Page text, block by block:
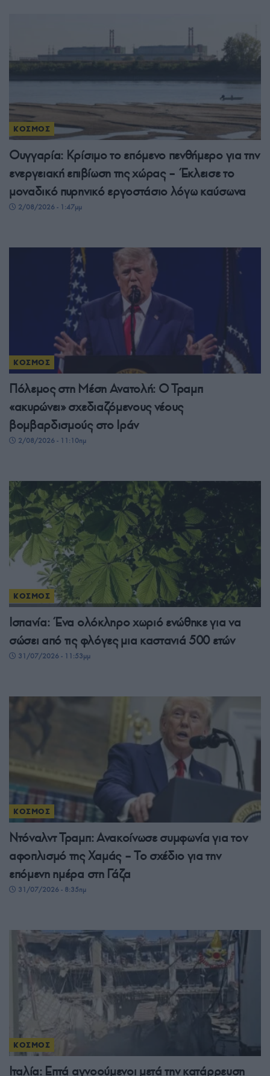
ΚΟΣΜΟΣ
Ουγγαρία: Κρίσιμο το επόμενο πενθήμερο για την
ενεργειακή επιβίωση της χώρας – Έκλεισε το
μοναδικό πυρηνικό εργοστάσιο λόγω καύσωνα
2/08/2026 - 1:47μμ
ΚΟΣΜΟΣ
Πόλεμος στη Μέση Ανατολή: Ο Τραμπ
«ακυρώνει» σχεδιαζόμενους νέους
βομβαρδισμούς στο Ιράν
2/08/2026 - 11:10πμ
ΚΟΣΜΟΣ
Ισπανία: Ένα ολόκληρο χωριό ενώθηκε για να
σώσει από τις φλόγες μια καστανιά 500 ετών
31/07/2026 - 11:53μμ
ΚΟΣΜΟΣ
Ντόναλντ Τραμπ: Ανακοίνωσε συμφωνία για τον
αφοπλισμό της Χαμάς – Το σχέδιο για την
επόμενη ημέρα στη Γάζα
31/07/2026 - 8:35πμ
ΚΟΣΜΟΣ
Ιταλία: Επτά αγνοούμενοι μετά την κατάρρευση